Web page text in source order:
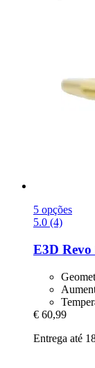
5 opções
5.0 (4)
E3D
€ 60,99
Entrega até